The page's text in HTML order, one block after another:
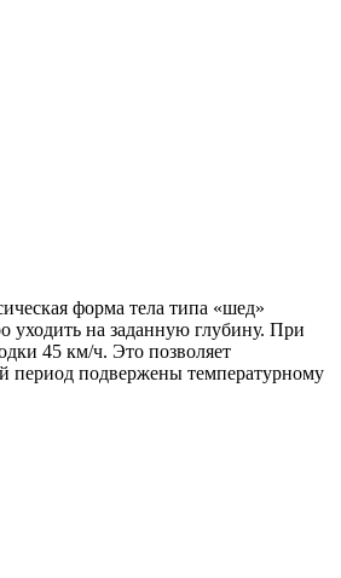
форма тела типа «шед»
уходить на заданную глубину. При
45 км/ч. Это позволяет
период подвержены температурному